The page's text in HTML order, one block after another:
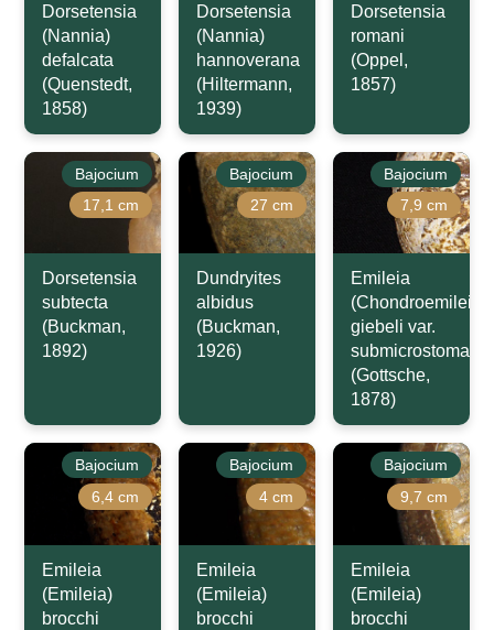
Dorsetensia
(Nannia)
defalcata
(Quenstedt,
1858)
Dorsetensia
(Nannia)
hannoverana
(Hiltermann,
1939)
Dorsetensia
romani
(Oppel,
1857)
Bajocium
17,1 cm
Dorsetensia
subtecta
(Buckman,
1892)
Bajocium
27 cm
Dundryites
albidus
(Buckman,
1926)
Bajocium
7,9 cm
Emileia
(Chondroemileia)
giebeli var.
submicrostoma
(Gottsche,
1878)
Bajocium
6,4 cm
Emileia
(Emileia)
brocchi
Bajocium
4 cm
Emileia
(Emileia)
brocchi
Bajocium
9,7 cm
Emileia
(Emileia)
brocchi